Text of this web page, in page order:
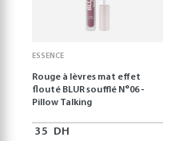
ESSENCE
Rouge à lèvres mat effet
flouté BLUR soufflé N°06 -
Pillow Talking
35 DH